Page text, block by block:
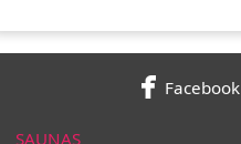
Facebook
SAUNAS